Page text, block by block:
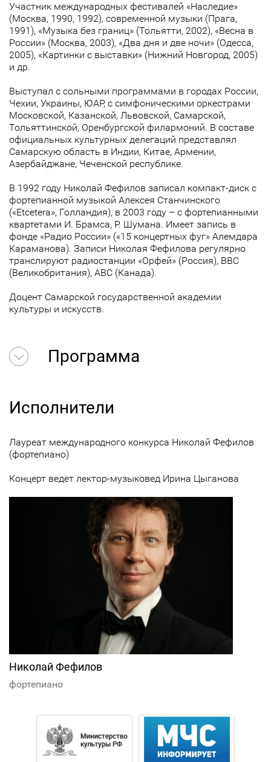
Участник международных фестивалей «Наследие»
(Москва, 1990, 1992), современной музыки (Прага,
1991), «Музыка без границ» (Тольятти, 2002), «Весна в
России» (Москва, 2003), «Два дня и две ночи» (Одесса,
2005), «Картинки с выставки» (Нижний Новгород, 2005)
и др.
Выступал с сольными программами в городах России,
Чехии, Украины, ЮАР, с симфоническими оркестрами
Московской, Казанской, Львовской, Самарской,
Тольяттинской, Оренбургской филармоний. В составе
официальных культурных делегаций представлял
Самарскую область в Индии, Китае, Армении,
Азербайджане, Чеченской республике.
В 1992 году Николай Фефилов записал компакт-диск с
фортепианной музыкой Алексея Станчинского
(«Etcetera», Голландия), в 2003 году – с фортепианными
квартетами И. Брамса, Р. Шумана. Имеет запись в
фонде «Радио России» («15 концертных фуг» Алемдара
Караманова). Записи Николая Фефилова регулярно
транслируют радиостанции «Орфей» (Россия), ВВС
(Великобритания), АВС (Канада).
Доцент Самарской государственной академии
культуры и искусств.
Программа
Исполнители
Лауреат международного конкурса Николай Фефилов
(фортепиано)
Концерт ведет лектор-музыковед Ирина Цыганова
Николай Фефилов
фортепиано